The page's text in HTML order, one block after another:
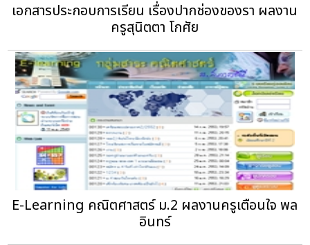
เอกสารประกอบการเรียน เรื่องปากช่องของรา‏ ผลงาน
ครูสุนิตตา โกศัย
E-Learning คณิตศาสตร์ ม.2‏ ผลงานครูเตือนใจ พล
อินทร์